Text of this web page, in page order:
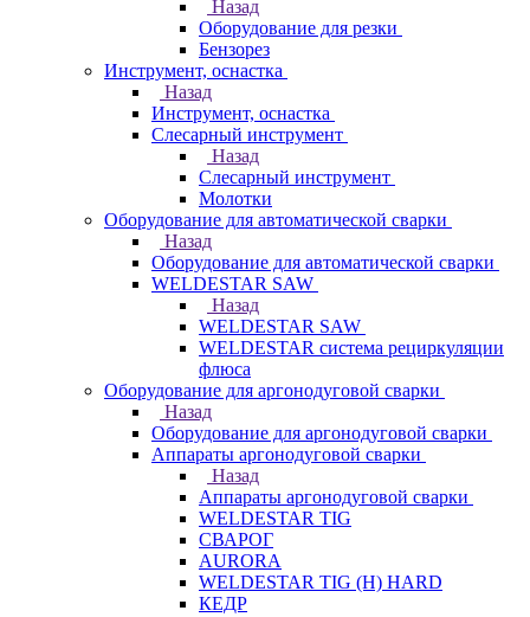
Назад
Оборудование для резки
Бензорез
Инструмент, оснастка
Назад
Инструмент, оснастка
Слесарный инструмент
Назад
Слесарный инструмент
Молотки
Оборудование для автоматической сварки
Назад
Оборудование для автоматической сварки
WELDESTAR SAW
Назад
WELDESTAR SAW
WELDESTAR система рециркуляции
флюса
Оборудование для аргонодуговой сварки
Назад
Оборудование для аргонодуговой сварки
Аппараты аргонодуговой сварки
Назад
Аппараты аргонодуговой сварки
WELDESTAR TIG
СВАРОГ
AURORA
WELDESTAR TIG (H) HARD
КЕДР